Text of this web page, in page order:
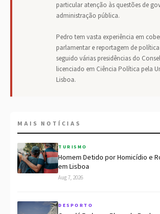
particular atenção às questões de
administração pública.
Pedro tem vasta experiência em
parlamentar e reportagem de
seguido várias presidências do
licenciado em Ciência Política pela
Lisboa.
MAIS NOTÍCIAS
TURISMO
Homem Detido por Homicídio e
em Lisboa
Aug 7, 2026
DESPORTO